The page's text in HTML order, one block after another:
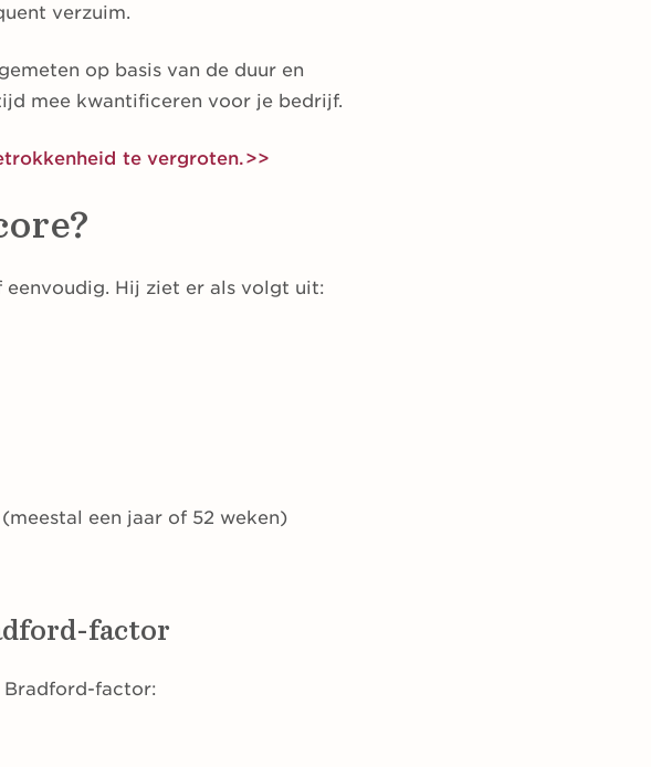
verzuim.
op basis van de duur en
mee kwantificeren voor je bedrijf.
te vergroten.>>
Hij ziet er als volgt uit:
een jaar of 52 weken)
factor
Bradford-factor: